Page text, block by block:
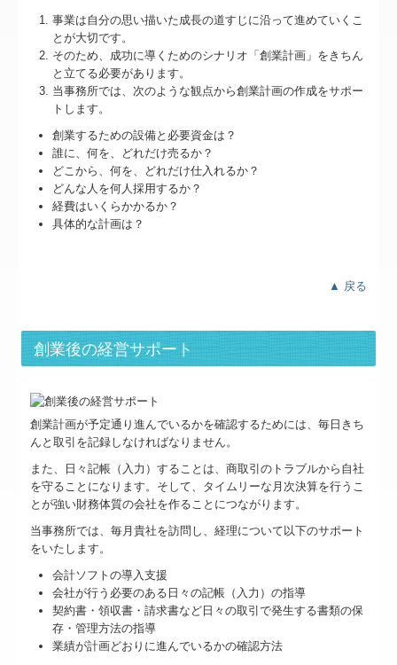
事業は自分の思い描いた成長の道すじに沿って進めていくこ
とが大切です。
そのため、成功に導くためのシナリオ「創業計画」をきちん
と立てる必要があります。
当事務所では、次のような観点から創業計画の作成をサポー
トします。
創業するための設備と必要資金は？
誰に、何を、どれだけ売るか？
どこから、何を、どれだけ仕入れるか？
どんな人を何人採用するか？
経費はいくらかかるか？
具体的な計画は？
▲ 戻る
創業後の経営サポート
創業計画が予定通り進んでいるかを確認するためには、毎日きち
んと取引を記録しなければなりません。
また、日々記帳（入力）することは、商取引のトラブルから自社
を守ることになります。そして、タイムリーな月次決算を行うこ
とが強い財務体質の会社を作ることにつながります。
当事務所では、毎月貴社を訪問し、経理について以下のサポート
をいたします。
会計ソフトの導入支援
会社が行う必要のある日々の記帳（入力）の指導
契約書・領収書・請求書など日々の取引で発生する書類の保
存・管理方法の指導
業績が計画どおりに進んでいるかの確認方法